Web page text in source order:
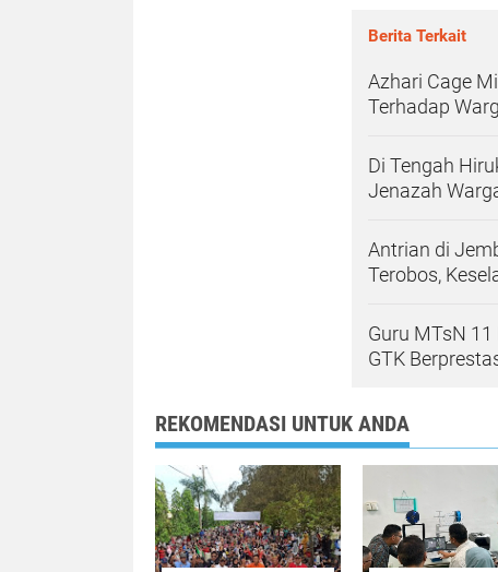
Berita Terkait
Azhari Cage
Terhadap
Di Tengah
Jenazah
Antrian di
Terobos,
Guru MTsN
GTK
REKOMENDASI UNTUK ANDA